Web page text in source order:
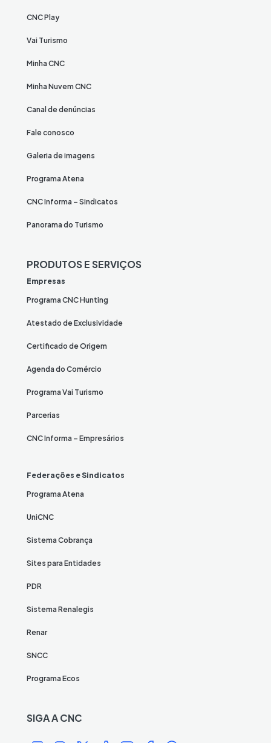
CNC Play
Vai Turismo
Minha CNC
Minha Nuvem CNC
Canal de denúncias
Fale conosco
Galeria de imagens
Programa Atena
CNC Informa – Sindicatos
Panorama do Turismo
PRODUTOS E SERVIÇOS
Empresas
Programa CNC Hunting
Atestado de Exclusividade
Certificado de Origem
Agenda do Comércio
Programa Vai Turismo
Parcerias
CNC Informa – Empresários
Federações e Sindicatos
Programa Atena
UniCNC
Sistema Cobrança
Sites para Entidades
PDR
Sistema Renalegis
Renar
SNCC
Programa Ecos
SIGA A CNC